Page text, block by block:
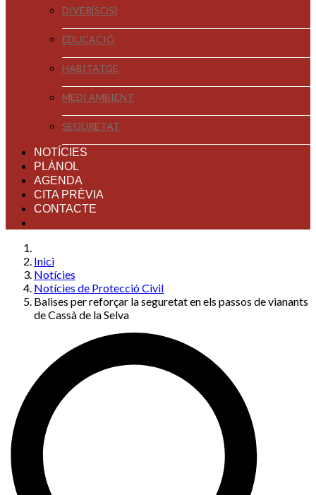
DIVER[SOS]
EDUCACIÓ
HABITATGE
MEDI AMBIENT
SEGURETAT
NOTÍCIES
PLÀNOL
AGENDA
CITA PRÈVIA
CONTACTE
Inici
Notícies
Notícies de Protecció Civil
Balises per reforçar la seguretat en els passos de vianants
de Cassà de la Selva